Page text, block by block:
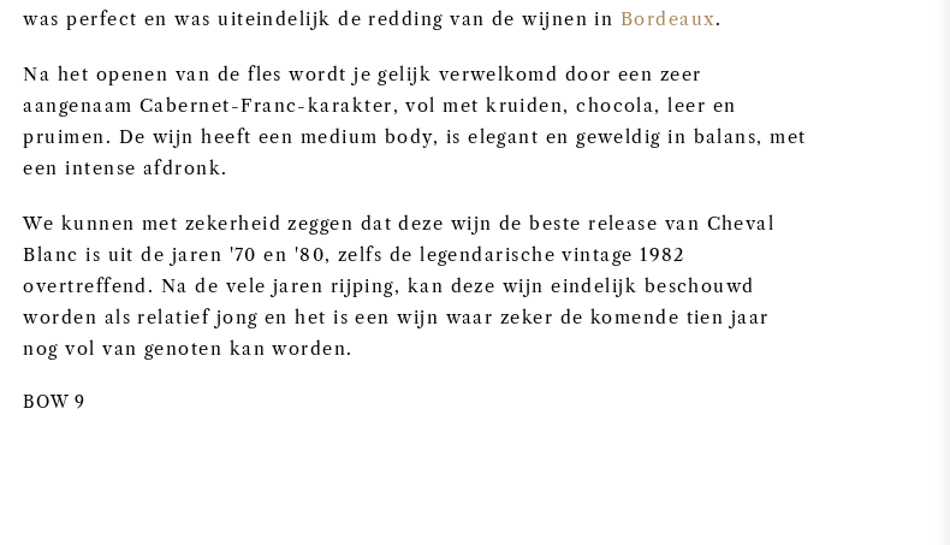
was perfect en was uiteindelijk de redding van de wijnen in Bordeaux.
Na het openen van de fles wordt je gelijk verwelkomd door een zeer
aangenaam Cabernet-Franc-karakter, vol met kruiden, chocola, leer en
pruimen. De wijn heeft een medium body, is elegant en geweldig in balans, met
een intense afdronk.
We kunnen met zekerheid zeggen dat deze wijn de beste release van Cheval
Blanc is uit de jaren '70 en '80, zelfs de legendarische vintage 1982
overtreffend. Na de vele jaren rijping, kan deze wijn eindelijk beschouwd
worden als relatief jong en het is een wijn waar zeker de komende tien jaar
nog vol van genoten kan worden.
BOW 9